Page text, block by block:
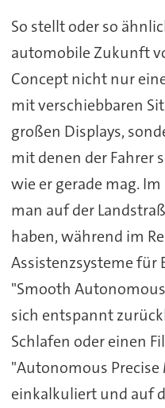
So stellt oder so
automobile Zukunft
Concept nicht nur
mit verschiebbaren
großen Displays,
mit denen der Fahrer
wie er gerade mag.
man auf der
haben, während im
Assistenzsysteme für
"Smooth
sich entspannt
Schlafen oder einen
"Autonomous Precise
einkalkuliert und auf